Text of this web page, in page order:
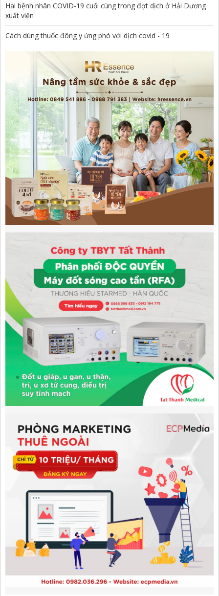
Hai bệnh nhân COVID-19 cuối cùng trong đợt dịch ở Hải Dương
xuất viện
Cách dùng thuốc đông y ứng phó với dịch covid - 19